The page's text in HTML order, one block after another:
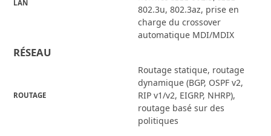
LAN
802.3u, 802.3az, prise en
charge du crossover
automatique MDI/MDIX
RÉSEAU
ROUTAGE
Routage statique, routage
dynamique (BGP, OSPF v2,
RIP v1/v2, EIGRP, NHRP),
routage basé sur des
politiques